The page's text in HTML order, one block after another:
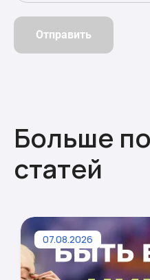
Отправить
Больше
статей
07.08.2026